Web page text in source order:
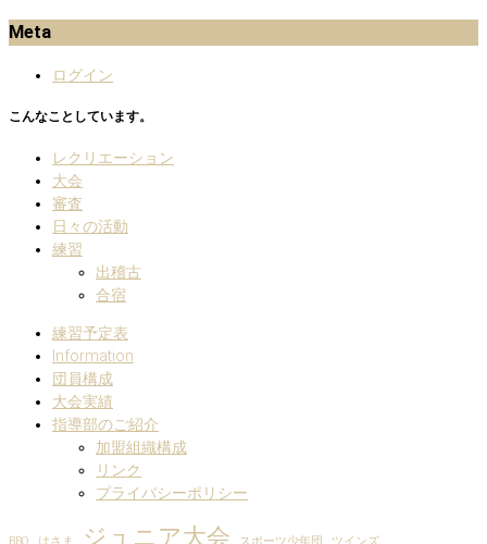
Meta
ログイン
こんなことしています。
レクリエーション
大会
審査
日々の活動
練習
出稽古
合宿
練習予定表
Information
団員構成
大会実績
指導部のご紹介
加盟組織構成
リンク
プライバシーポリシー
ジュニア大会